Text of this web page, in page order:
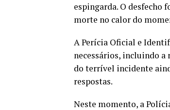
espingarda. O desfecho
morte no calor do
A Perícia Oficial e
necessários, incluindo a
do terrível incidente
respostas.
Neste momento, a